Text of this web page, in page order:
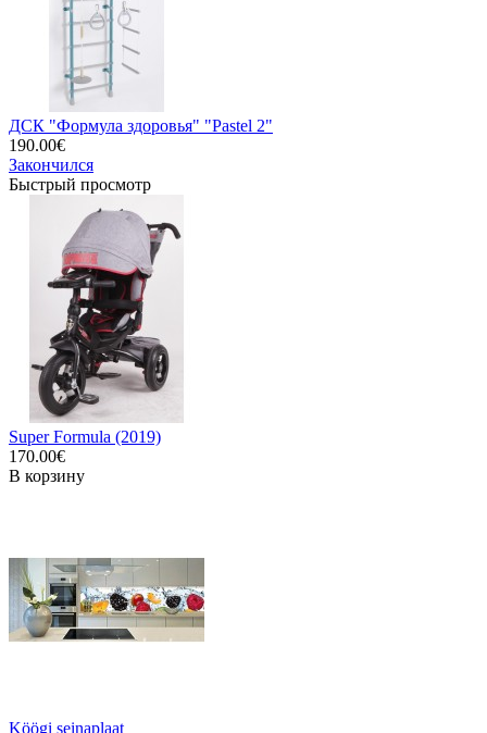
ДСК "Формула здоровья" "Pastel 2"
190.00€
Закончился
Быстрый просмотр
Super Formula (2019)
170.00€
В корзину
Köögi seinaplaat